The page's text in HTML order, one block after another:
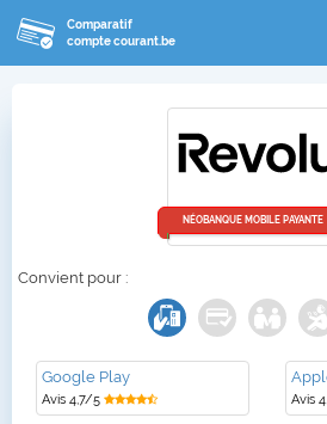
Comparatif
compte courant.be
NÉOBANQUE MOBILE PAYANTE
Convient pour :
Google Play
Avis 4,7/5 Avis